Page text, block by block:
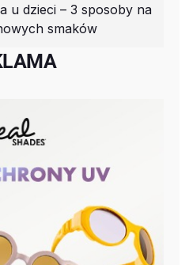
u dzieci – 3 sposoby na
smaków